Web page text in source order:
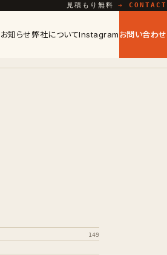
見積もり無料 → CONTACT
お知らせ弊社についてInstagramお問い合わせ
149